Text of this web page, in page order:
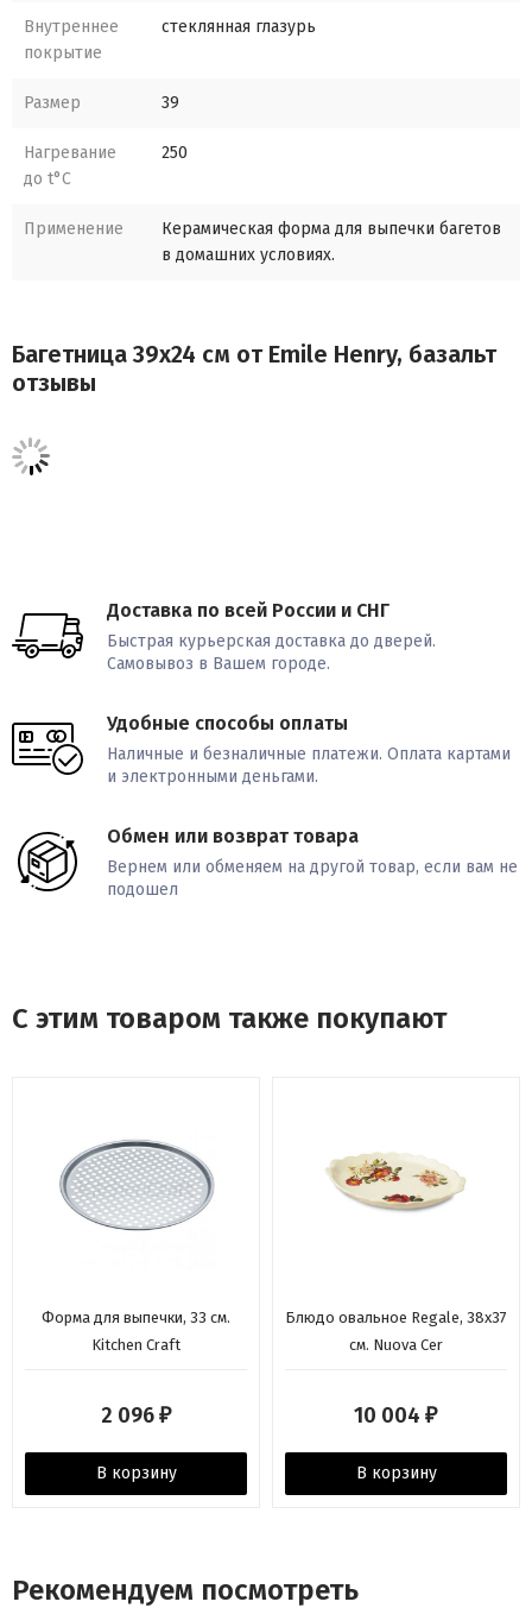
Внутреннее
покрытие
стеклянная глазурь
Размер 39
Нагревание
до t°C
250
Применение
Керамическая форма для выпечки багетов
в домашних условиях.
Багетница 39х24 cм от Emile Henry, базальт
отзывы
Доставка по всей России и СНГ
Быстрая курьерская доставка до дверей.
Самовывоз в Вашем городе.
Удобные способы оплаты
Наличные и безналичные платежи. Оплата картами
и электронными деньгами.
Обмен или возврат товара
Вернем или обменяем на другой товар, если вам не
подошел
С этим товаром также покупают
Форма для выпечки, 33 см.
Kitchen Craft
2 096 ₽
В корзину
Блюдо овальное Regale, 38х37
см. Nuova Cer
10 004 ₽
В корзину
Рекомендуем посмотреть